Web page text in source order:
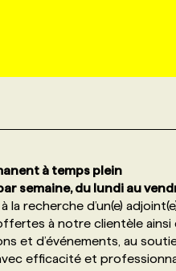
NOUS
à temps plein
semaine, du lundi au
la recherche d’un(e)
à notre clientèle ainsi
et d’événements, au
efficacité et